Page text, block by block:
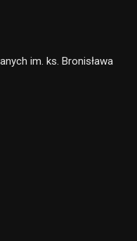
im. ks. Bronisława